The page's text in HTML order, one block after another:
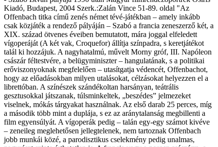
Kiadó, Budapest, 2004 Szerk.:Zalán Vince 51-89. oldal "Az
Offenbach titka című zenés német tévé-játékban – amely inkább
csak közjáték a rendező pályáján – Szabó a francia zeneszerző két, a
XIX. század ötvenes éveiben bemutatott, mára joggal elfeledett
vígoperáját (A két vak, Croquefor) állítja színpadra, s keretjátékot
talál ki hozzájuk. A nagyhatalmú, művelt Morny gróf, III. Napóleon
császár féltestvére, a belügyminiszter – hangulatának, s a politikai
erőviszonyoknak megfelelően – utasítgatja védencét, Offenbachot,
hogy az előadásokban milyen utalásokat, célzásokat helyezzen el a
librettóban. A színészek szándékoltan harsányan, teátrális
gesztusokkal játszanak, túlsminkeltek, „beszédes” jelmezeket
viselnek, mókás tárgyakat használnak. Az első darab 25 perces, míg
a második több mint a duplája, s ez az aránytalanság megbillenti a
film egyensúlyát. A vígoperák pedig – talán egy-egy számot kivéve
– zeneileg meglehetősen jellegtelenek, nem tartoznak Offenbach
jobb munkái közé, a parodisztikus cselekmény pedig unalmas,